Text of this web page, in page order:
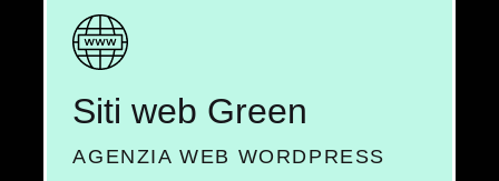
Siti web Green
AGENZIA WEB WORDPRESS